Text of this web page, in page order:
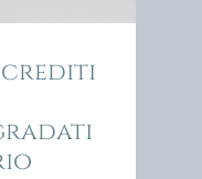
crediti